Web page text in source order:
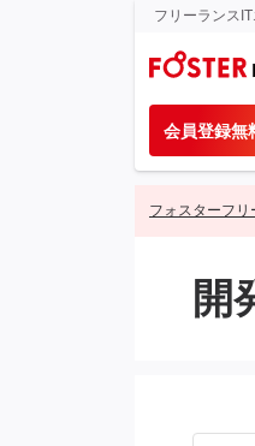
フリーランス
会員登録無
フォスターフリ
開